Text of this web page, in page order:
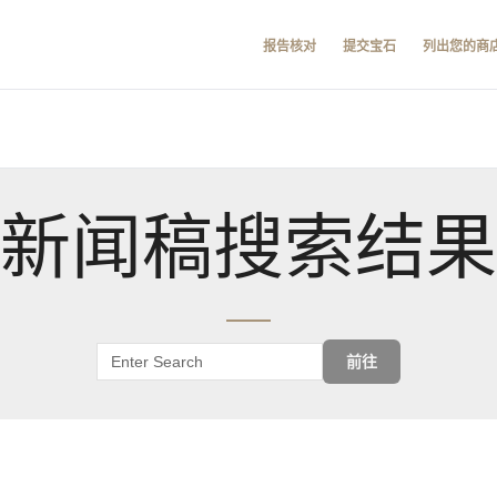
报告核对 提交宝石 列出您的商
新闻稿搜索结果
前往